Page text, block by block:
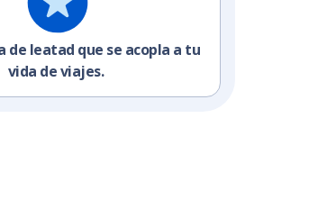
de leatad que se acopla a tu
vida de viajes.